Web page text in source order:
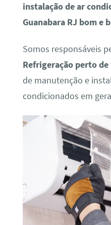
instalação de ar
Guanabara RJ bom e
Somos responsáveis
Refrigeração perto de
de manutenção e
condicionados em